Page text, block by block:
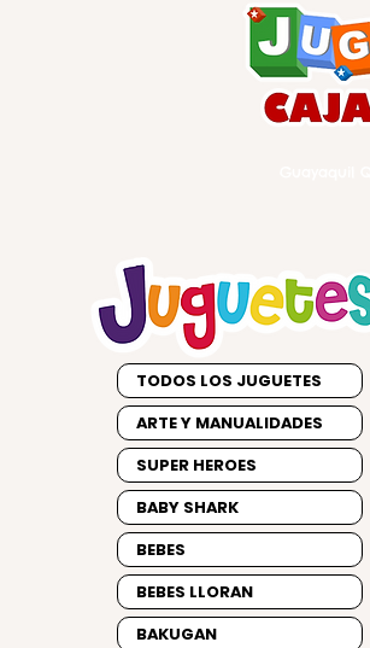
TODOS LOS JUGUETES
ARTE Y MANUALIDADES
SUPER HEROES
BABY SHARK
BEBES
BEBES LLORAN
BAKUGAN